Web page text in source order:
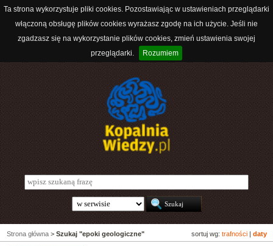
Ta strona wykorzystuje pliki cookies. Pozostawiając w ustawieniach przeglądarki
włączoną obsługę plików cookies wyrażasz zgodę na ich użycie. Jeśli nie
zgadzasz się na wykorzystanie plików cookies, zmień ustawienia swojej
przeglądarki.
Rozumiem
sortuj wg: trafności daty
Strona główna > Szukaj "epoki geologiczne"